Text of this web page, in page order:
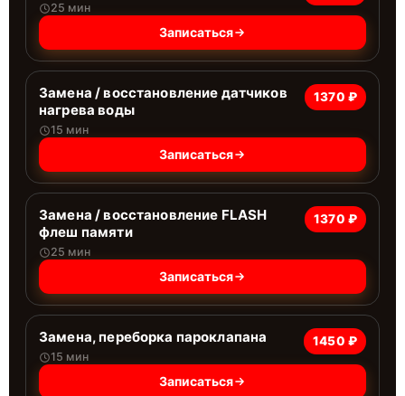
25 мин
Записаться
Замена / восстановление датчиков
нагрева воды
15 мин
1370 ₽
Записаться
Замена / восстановление FLASH
флеш памяти
25 мин
1370 ₽
Записаться
Замена, переборка пароклапана
15 мин
1450 ₽
Записаться